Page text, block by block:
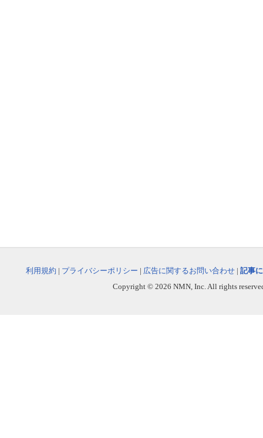
利用規約 | プライバシーポリシー | 広告に関するお問い合わせ | 記事
Copyright © 2026 NMN, Inc. All rights